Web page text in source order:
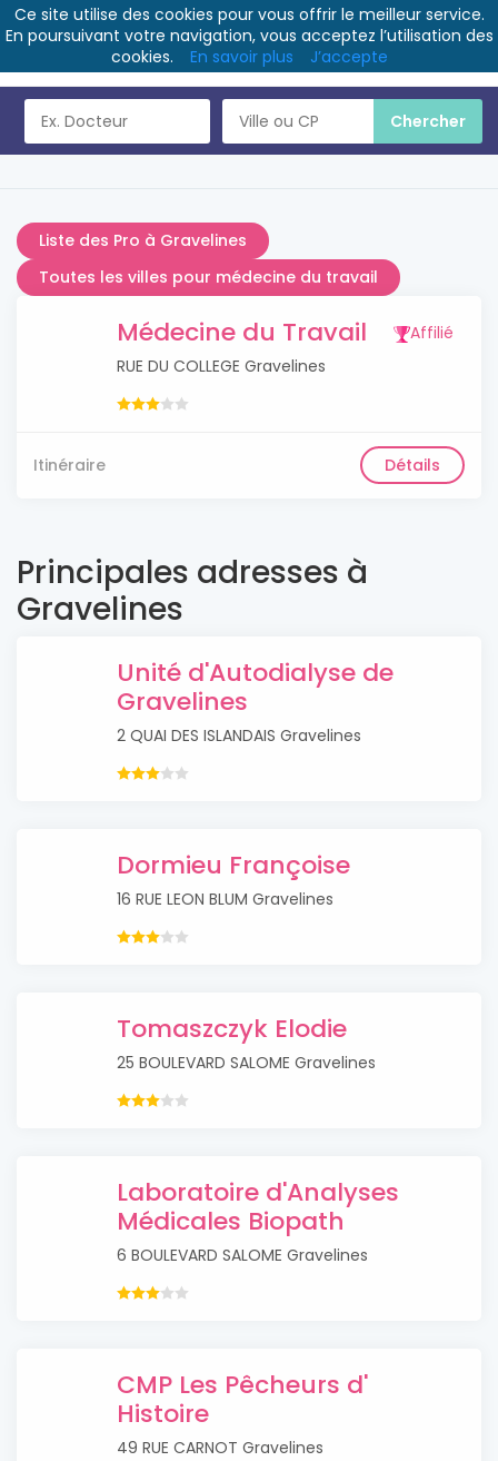
Liste des Pro à Gravelines
Toutes les villes pour médecine du travail
Médecine du Travail
Affilié
RUE DU COLLEGE Gravelines
Itinéraire Détails
Principales adresses à
Gravelines
Unité d'Autodialyse de
Gravelines
2 QUAI DES ISLANDAIS Gravelines
Dormieu Françoise
16 RUE LEON BLUM Gravelines
Tomaszczyk Elodie
25 BOULEVARD SALOME Gravelines
Laboratoire d'Analyses
Médicales Biopath
6 BOULEVARD SALOME Gravelines
CMP Les Pêcheurs d'
Histoire
49 RUE CARNOT Gravelines
Ce site utilise des cookies pour vous offrir le meilleur service.
En poursuivant votre navigation, vous acceptez l’utilisation des
cookies.
En savoir plus J’accepte